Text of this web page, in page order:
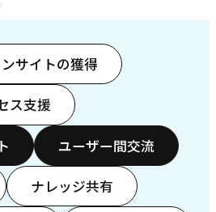
サイトの獲得
ス支援
ユーザー間交流
ナレッジ共有